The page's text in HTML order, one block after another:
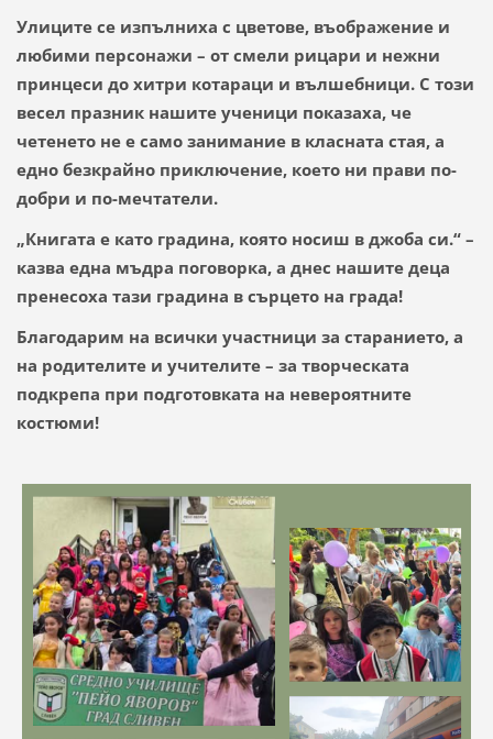
​Улиците се изпълниха с цветове, въображение и
любими персонажи – от смели рицари и нежни
принцеси до хитри котараци и вълшебници. С този
весел празник нашите ученици показаха, че
четенето не е само занимание в класната стая, а
едно безкрайно приключение, което ни прави по-
добри и по-мечтатели.
​„Книгата е като градина, която носиш в джоба си.“ –
казва една мъдра поговорка, а днес нашите деца
пренесоха тази градина в сърцето на града!
​Благодарим на всички участници за старанието, а
на родителите и учителите – за творческата
подкрепа при подготовката на невероятните
костюми!